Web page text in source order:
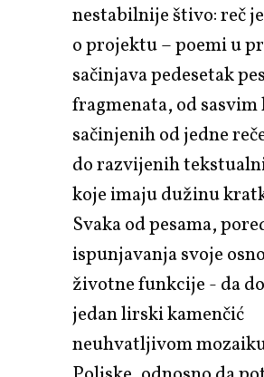
nestabilnije štivo: reč
o projektu – poemi u
sačinjava pedesetak
fragmenata, od
sačinjenih od jedne
do razvijenih
koje imaju dužinu
Svaka od pesama,
ispunjavanja svoje
životne funkcije - da
jedan lirski kamenčić
neuhvatljivom